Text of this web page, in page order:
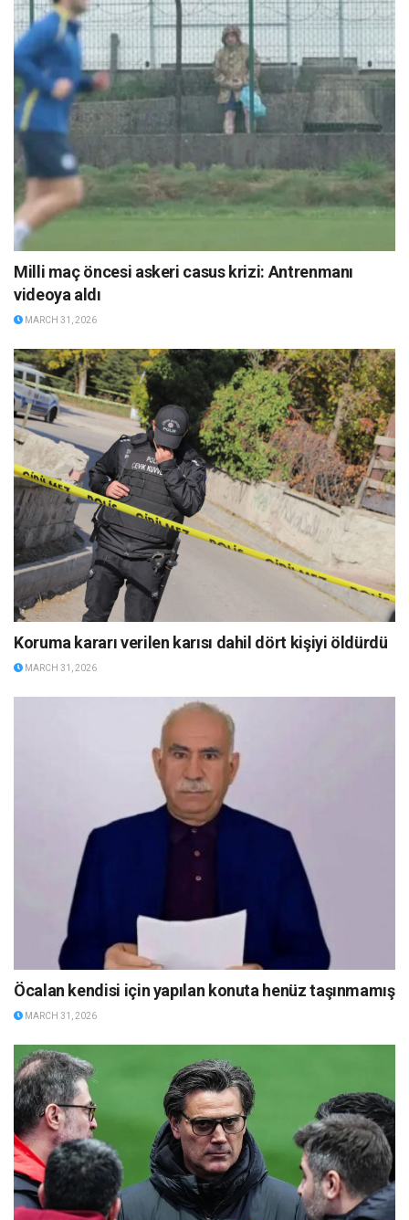
Milli maç öncesi askeri casus krizi: Antrenmanı
videoya aldı
MARCH 31, 2026
Koruma kararı verilen karısı dahil dört kişiyi öldürdü
MARCH 31, 2026
Öcalan kendisi için yapılan konuta henüz taşınmamış
MARCH 31, 2026